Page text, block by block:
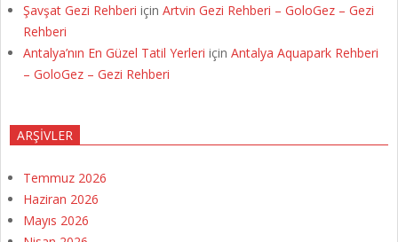
Şavşat Gezi Rehberi için Artvin Gezi Rehberi – GoloGez – Gezi
Rehberi
Antalya’nın En Güzel Tatil Yerleri için Antalya Aquapark Rehberi
– GoloGez – Gezi Rehberi
ARŞIVLER
Temmuz 2026
Haziran 2026
Mayıs 2026